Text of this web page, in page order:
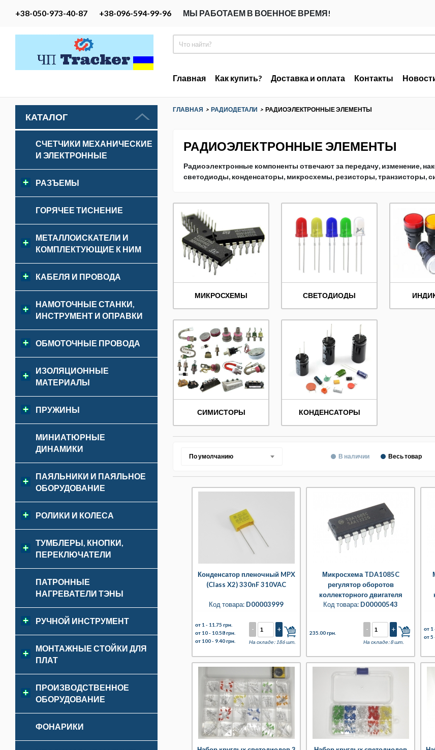
+38-050-973-40-87 +38-096-594-99-96 МЫ РАБОТАЕМ В ВОЕННОЕ ВРЕМЯ!
Главная Как купить? Доставка и оплата Контакты
КАТАЛОГ
СЧЕТЧИКИ МЕХАНИЧЕСКИЕ
И ЭЛЕКТРОННЫЕ
РАЗЪЕМЫ
ГОРЯЧЕЕ ТИСНЕНИЕ
МЕТАЛЛОИСКАТЕЛИ И
КОМПЛЕКТУЮЩИЕ К НИМ
КАБЕЛЯ И ПРОВОДА
НАМОТОЧНЫЕ СТАНКИ,
ИНСТРУМЕНТ И ОПРАВКИ
ОБМОТОЧНЫЕ ПРОВОДА
ИЗОЛЯЦИОННЫЕ
МАТЕРИАЛЫ
ПРУЖИНЫ
МИНИАТЮРНЫЕ
ДИНАМИКИ
ПАЯЛЬНИКИ И ПАЯЛЬНОЕ
ОБОРУДОВАНИЕ
РОЛИКИ И КОЛЕСА
ТУМБЛЕРЫ, КНОПКИ,
ПЕРЕКЛЮЧАТЕЛИ
ПАТРОННЫЕ
НАГРЕВАТЕЛИ ТЭНЫ
РУЧНОЙ ИНСТРУМЕНТ
МОНТАЖНЫЕ СТОЙКИ ДЛЯ
ПЛАТ
ПРОИЗВОДСТВЕННОЕ
ОБОРУДОВАНИЕ
ФОНАРИКИ
ГЛАВНАЯ > РАДИОДЕТАЛИ > РАДИОЭЛЕКТРОННЫЕ ЭЛЕМЕНТЫ
РАДИОЭЛЕКТРОННЫЕ ЭЛЕМЕНТЫ
Радиоэлектронные компоненты отвечают за передачу, изменение,
светодиоды, конденсаторы, микросхемы, резисторы, транзисторы,
МИКРОСХЕМЫ СВЕТОДИОДЫ
СИМИСТОРЫ КОНДЕНСАТОРЫ
По умолчанию В наличии Весь товар
Конденсатор пленочный MPX
(Class X2) 330nF 310VAC
Код товара: D00003999
от 1 - 11.75 грн.
от 10 - 10.58 грн.
от 100 - 9.40 грн.
- +
На складе: 186 шт.
Микросхема TDA1085C
регулятор оборотов
коллекторного двигателя
Код товара: D00000543
235.00 грн. - +
На складе: 8 шт.
от 1
от 5